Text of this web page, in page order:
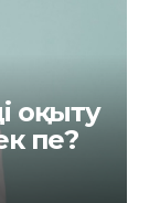
оқыту
пе?